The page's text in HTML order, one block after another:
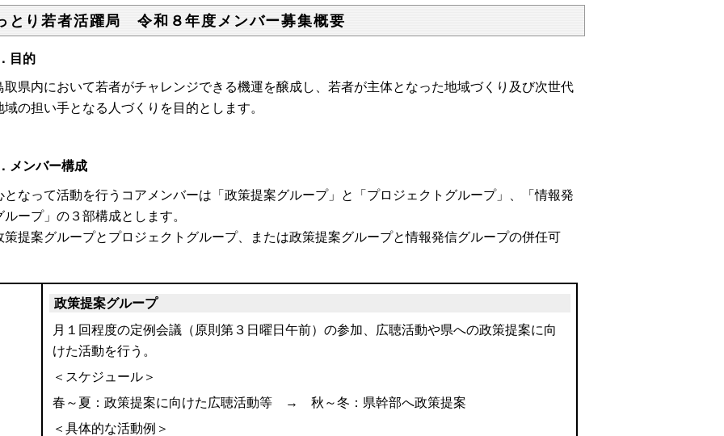
とり若者活躍局 令和８年度メンバー募集概要
目的
県内において若者がチャレンジできる機運を醸成し、若者が主体となった地域づくり及び次世代
域の担い手となる人づくりを目的とします。
メンバー構成
となって活動を行うコアメンバーは「政策提案グループ」と「プロジェクトグループ」、「情報発
ループ」の３部構成とします。
策提案グループとプロジェクトグループ、または政策提案グループと情報発信グループの併任可
政策提案グループ
月１回程度の定例会議（原則第３日曜日午前）の参加、広聴活動や県への政策提案に向
けた活動を行う。
＜スケジュール＞
春～夏：政策提案に向けた広聴活動等 → 秋～冬：県幹部へ政策提案
＜具体的な活動例＞